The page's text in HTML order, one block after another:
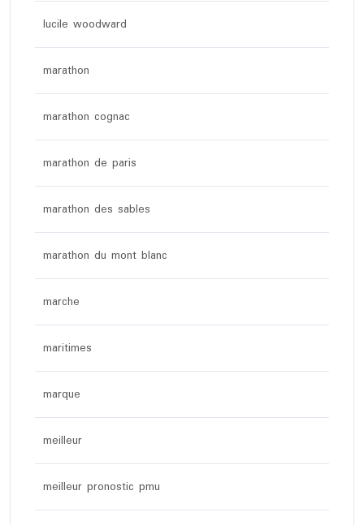
lucile woodward
marathon
marathon cognac
marathon de paris
marathon des sables
marathon du mont blanc
marche
maritimes
marque
meilleur
meilleur pronostic pmu